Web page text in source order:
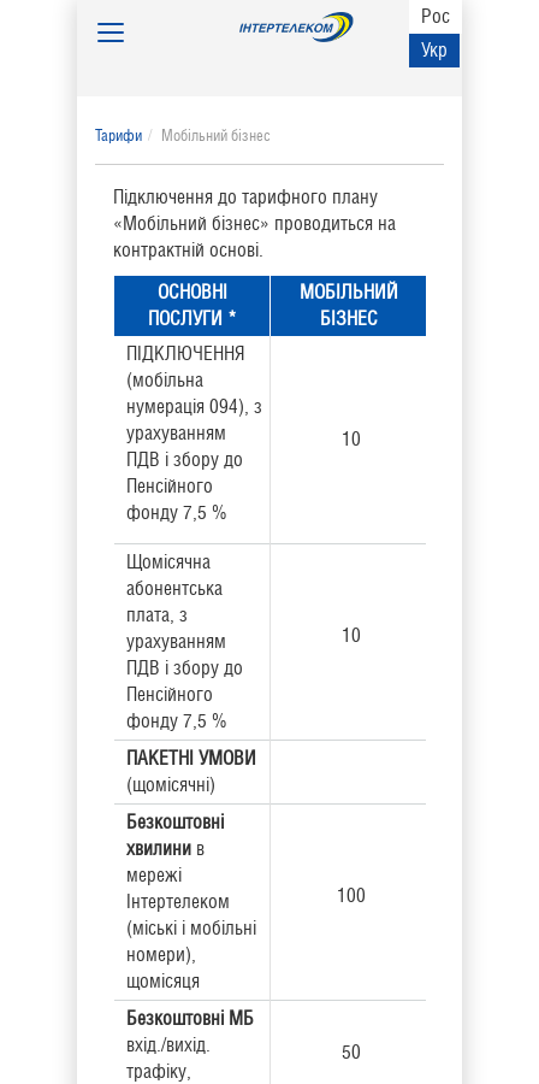
Рос
Укр
Toggle
Тарифи Мобільний бізнес
Підключення до тарифного плану
«Мобільний бізнес» проводиться на
контрактній основі.
ОСНОВНІ
ПОСЛУГИ *
МОБІЛЬНИЙ
БІЗНЕС
ПІДКЛЮЧЕННЯ
(мобільна
нумерація 094), з
урахуванням
ПДВ і збору до
Пенсійного
фонду 7,5 %
10
Щомісячна
абонентська
плата, з
урахуванням
ПДВ і збору до
Пенсійного
фонду 7,5 %
10
ПАКЕТНІ УМОВИ
(щомісячні)
Безкоштовні
хвилини в
мережі
Інтертелеком
(міські і мобільні
номери),
щомісяця
100
Безкоштовні МБ
вхід./вихід.
трафіку,
50